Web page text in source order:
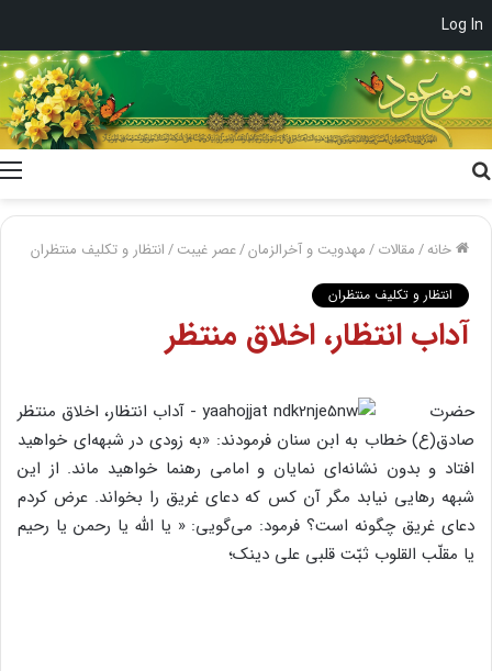
Log In
خانه/مقالات/مهدویت و آخرالزمان/عصر غیبت/انتظار و تکلیف منتظران
انتظار و تکلیف منتظران
آداب انتظار، اخلاق منتظر
حضرت
صادق(ع) خطاب به ابن سنان فرمودند: «به زودی در شبهه‌ای خواهید
افتاد و بدون نشانه‌ای نمایان و امامی رهنما خواهید ماند. از این
شبهه رهایی نیابد مگر آن کس که دعای غریق را بخواند. عرض کردم
دعای غریق چگونه است؟ فرمود: می‌گویی: « یا الله یا رحمن یا رحیم
یا مقلّب القلوب ثبّت قلبی علی دینک؛